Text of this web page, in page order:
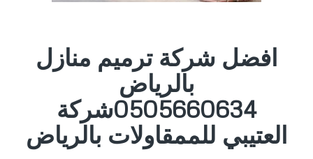
افضل شركة ترميم منازل
بالرياض
0505660634شركة
العتيبي للممقاولات بالرياض